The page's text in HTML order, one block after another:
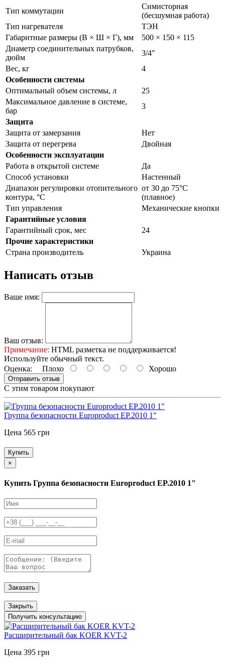
Тип коммутации
Симисторная
(бесшумная работа)
Тип нагревателя
ТЭН
Габаритные размеры (В × Ш × Г), мм
500 × 150 × 115
Диаметр соединительных патрубков,
дюйм
3/4"
Вес, кг
4
Особенности системы
Оптимальный объем системы, л
25
Максимальное давление в системе,
бар
3
Защита
Защита от замерзания
Нет
Защита от перегрева
Двойная
Особенности эксплуатации
Работа в открытой системе
Да
Способ установки
Настенный
Диапазон регулировки отопительного
контура, °С
от 30 до 75°С
(плавное)
Тип управления
Механические кнопки
Гарантийные условия
Гарантийный срок, мес
24
Прочие характеристики
Страна производитель
Украина
Написать отзыв
Ваше имя:
Ваш отзыв:
Примечание: HTML разметка не поддерживается!
Используйте обычный текст.
Оценка: Плохо Хорошо
Отправить отзыв
С этим товаром покупают
Группа безопасности Europroduct EP.2010 1"
Цена 565 грн
Купить
×
Купить Группа безопасности Europroduct EP.2010 1"
Заказать
Закрыть
Получить консультацию
Расширительный бак KOER KVT-2
Цена 395 грн